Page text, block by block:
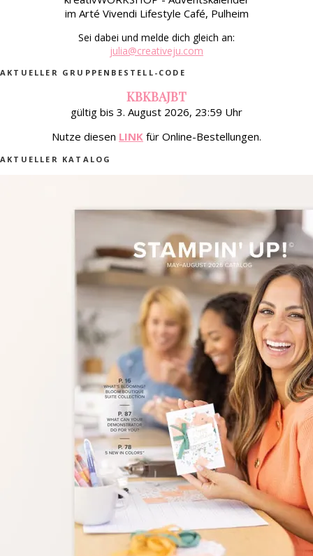
im Arté Vivendi Lifestyle Café, Pulheim
Sei dabei und melde dich gleich an:
julia@creativeju.com
AKTUELLER GRUPPENBESTELL-CODE
KBKBAJBT
gültig bis 3. August 2026, 23:59 Uhr
Nutze diesen LINK für Online-Bestellungen.
AKTUELLER KATALOG